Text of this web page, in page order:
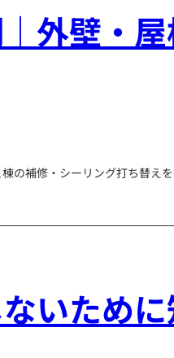
外壁・
の補修・シーリング打ち替えを
いため